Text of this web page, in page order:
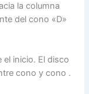
la columna
del cono «D»
inicio. El disco
cono y cono .